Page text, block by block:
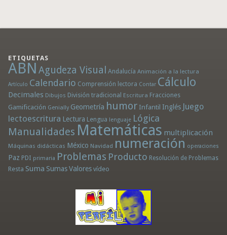
ETIQUETAS
ABN Agudeza Visual Andalucía Animación a la lectura
Artículo Calendario Comprensión lectora Contar Cálculo
Decimales Dibujos División tradicional Escritura Fracciones
Gamificación Genially Geometría humor Infantil Inglés Juego
lectoescritura Lectura Lengua lenguaje Lógica
Manualidades Matemáticas multiplicación
Máquinas didácticas México Navidad numeración operaciones
Paz PDI primaria Problemas Producto Resolución de Problemas
Resta Suma Sumas Valores vídeo